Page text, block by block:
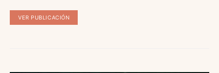
VER PUBLICACIÓN